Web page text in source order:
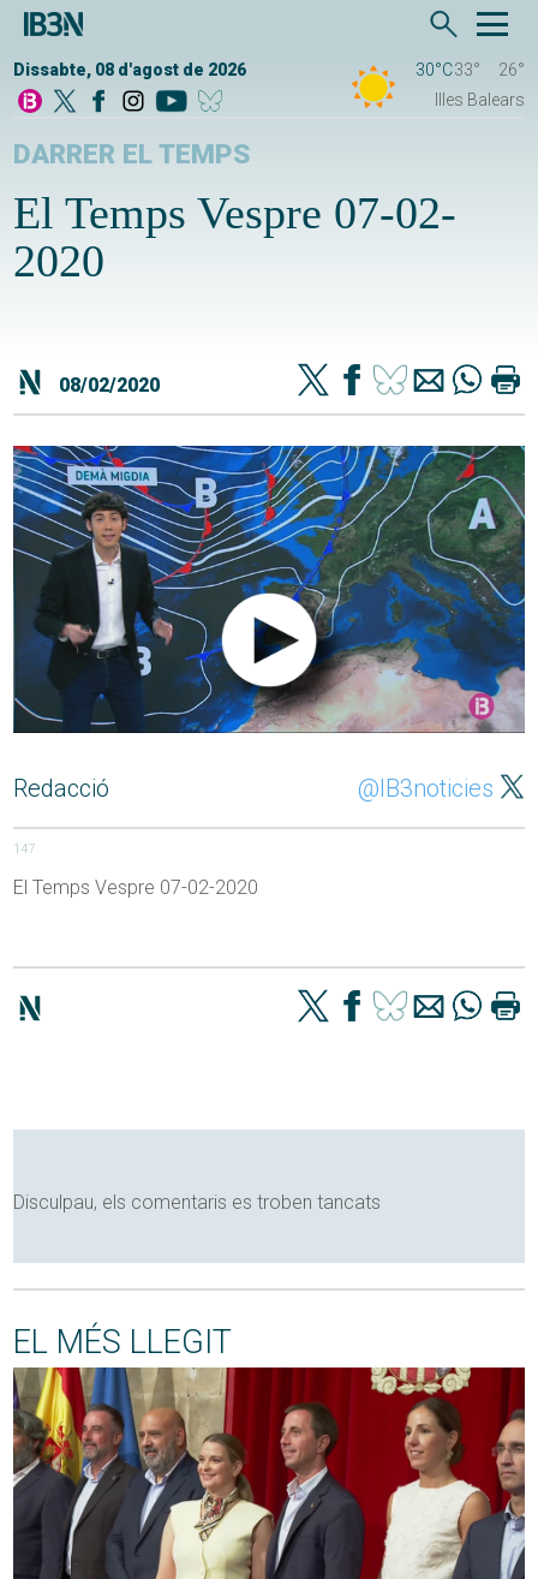
Dissabte, 08 d'agost de 2026 30°C33°
26°
Illes Balears
DARRER EL TEMPS
El Temps Vespre 07-02-
2020
08/02/2020
Redacció @IB3noticies
147
El Temps Vespre 07-02-2020
Disculpau, els comentaris es troben tancats
EL MÉS LLEGIT